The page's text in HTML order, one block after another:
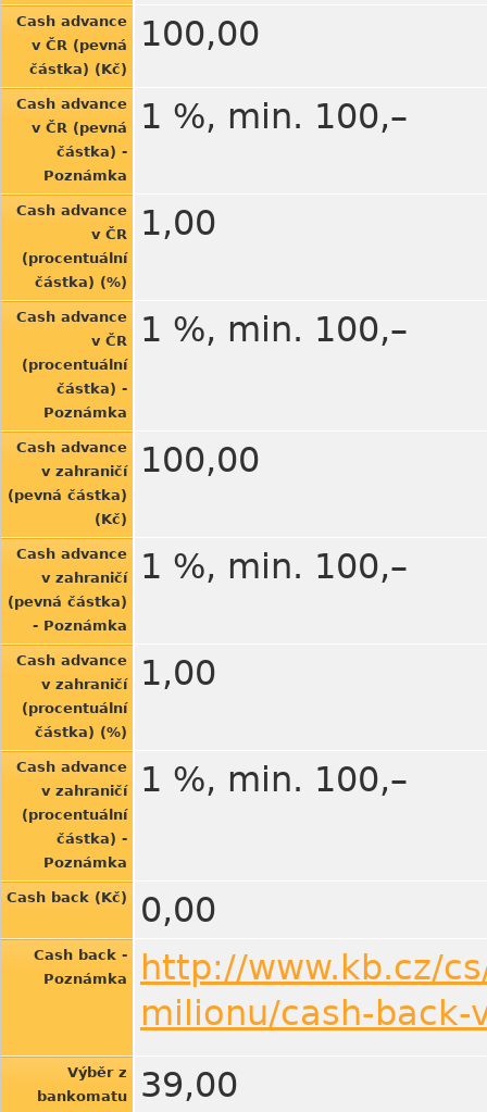
Cash advance
v ČR (pevná
částka) (Kč)
100,00
Cash advance
v ČR (pevná
částka) -
Poznámka
1 %, min. 100,–
Cash advance
v ČR
(procentuální
částka) (%)
1,00
Cash advance
v ČR
(procentuální
částka) -
Poznámka
1 %, min. 100,–
Cash advance
v zahraničí
(pevná částka)
(Kč)
100,00
Cash advance
v zahraničí
(pevná částka)
- Poznámka
1 %, min. 100,–
Cash advance
v zahraničí
(procentuální
částka) (%)
1,00
Cash advance
v zahraničí
(procentuální
částka) -
Poznámka
1 %, min. 100,–
Cash back (Kč) 0,00
Cash back -
Poznámka
http://www.kb.cz/
milionu/cash-back-
Výběr z
bankomatu
39,00